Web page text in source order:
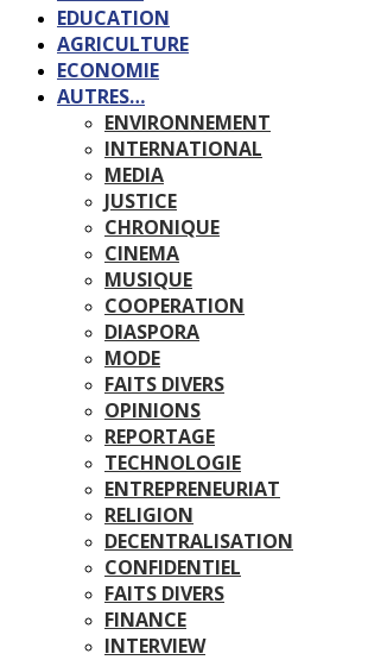
EDUCATION
AGRICULTURE
ECONOMIE
AUTRES…
ENVIRONNEMENT
INTERNATIONAL
MEDIA
JUSTICE
CHRONIQUE
CINEMA
MUSIQUE
COOPERATION
DIASPORA
MODE
FAITS DIVERS
OPINIONS
REPORTAGE
TECHNOLOGIE
ENTREPRENEURIAT
RELIGION
DECENTRALISATION
CONFIDENTIEL
FAITS DIVERS
FINANCE
INTERVIEW